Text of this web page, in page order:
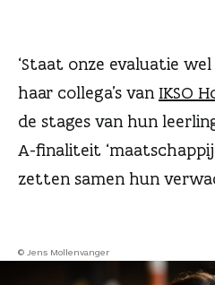
‘Staat onze evaluatie
haar collega’s vanIKSO
de stages van hun
A-finaliteit
zetten samen hun
© Jens Mollenvanger